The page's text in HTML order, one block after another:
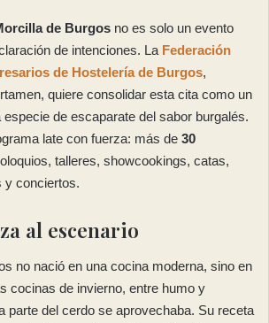
de Burgos no es solo un evento
de intenciones. La Federación
de Hostelería de Burgos,
quiere consolidar esta cita como un
especie de escaparate del sabor burgalés.
late con fuerza: más de 30
talleres, showcookings, catas,
y conciertos.
al escenario
no nació en una cocina moderna, sino en
cocinas de invierno, entre humo y
parte del cerdo se aprovechaba. Su receta